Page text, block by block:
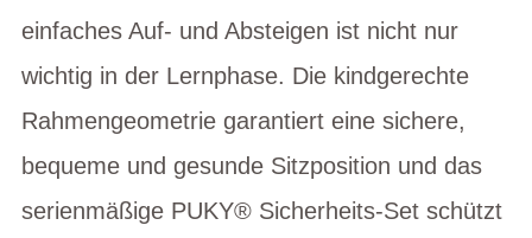
einfaches Auf- und Absteigen ist nicht nur
wichtig in der Lernphase. Die kindgerechte
Rahmengeometrie garantiert eine sichere,
bequeme und gesunde Sitzposition und das
serienmäßige PUKY® Sicherheits-Set schützt